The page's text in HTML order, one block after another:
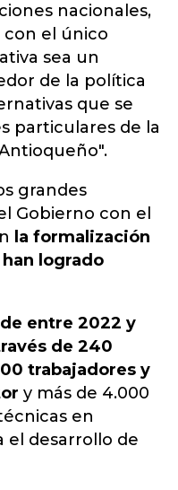
nacionales,
con el único
sea un
de la política
que se
particulares de la
".
grandes
Gobierno con el
la formalización
logrado
entre 2022 y
de 240
trabajadores y
y más de 4.000
en
el desarrollo de